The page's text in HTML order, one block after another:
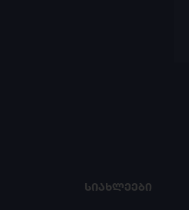
ᲡᲘᲐᲮᲚᲔᲔᲑᲘ